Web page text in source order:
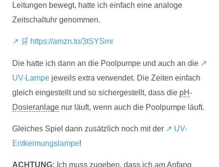
Leitungen bewegt, hatte ich einfach eine analoge
Zeitschaltuhr genommen.
↗️ 🛒 https://amzn.to/3tSYSmr
Die hatte ich dann an die Poolpumpe und auch an die ↗️
UV-Lampe jeweils extra verwendet. Die Zeiten einfach
gleich eingestellt und so sichergestellt, dass die pH-
Dosieranlage nur läuft, wenn auch die Poolpumpe läuft.
Gleiches Spiel dann zusätzlich noch mit der ↗️ UV-
Entkeimungslampe!
ACHTUNG: Ich muss zugeben, dass ich am Anfang